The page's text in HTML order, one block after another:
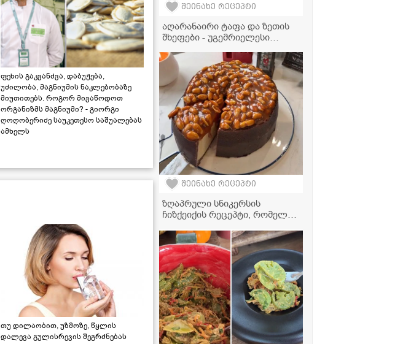
ფეხის გაკვანძვა, დაბუჟება,
უძილობა, მაგნიუმის ნაკლებობაზე
მიუთითებს. როგორ მივაწოდოთ
ორგანიზმს მაგნიუმი? - გიორგი
ღოღობერიძე საუკეთესო საშუალებას
ამხელს
თუ დილაობით, უზმოზე, წყლის
დალევა გულისრევის შეგრძნებას
შეინახე რეცეპტი
აღარანაირი ტაფა და ზეთის
შხეფები - უგემრიელესი
აეროგრილში სულ რაღაც 15
წუთში!
შეინახე რეცეპტი
ზღაპრული სნიკერსის
ჩიზქეიქის რეცეპტი, რომელიც